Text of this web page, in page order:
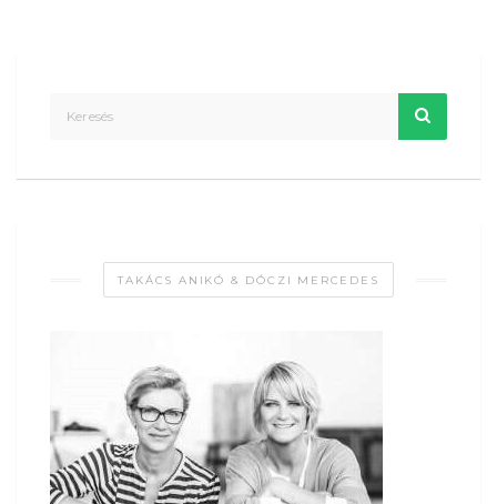
TAKÁCS ANIKÓ & DÓCZI MERCEDES